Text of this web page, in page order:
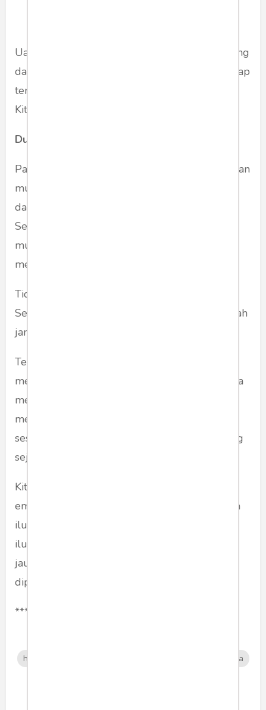
Uang, harta, nama besar, cinta dan agama datang
dan pergi. Semuanya berubah. Namun, kita tetap
tenang dan damai di dalam kesadaran murni.
Kita menemukan kedamaian yang sejati.
Dunia adalah Aku
Pada dasarnya, dunia adalah cerminan kesadaran
murni di dalam diri. Kita mengalami dunia di
dalam kesadaran murni yang kita miliki.
Semuanya adalah bagian dari dari kesadaran
murni tersebut. Menyadari ini berarti kita telah
mencapai pengetahuan hidup yang tertinggi.
Tidak ada yang dikejar. Tidak ada yang ditolak.
Semua adalah aku, dan aku adalah semua. Inilah
jantung hati dari Yoga.
Tentang segala yang berubah, kita
menggunakannya seperlunya. Ketika ia ada, kita
menggunakannya. Kita ia pergi, kita
merelakannya. Inilah kebebasan batin yang
sesungguhnya. Inilah inti dari kebahagiaan yang
sejati.
Kita harus sadar juga, bahwa hidup ini seperti
embun pagi yang tersiram mentari. Ia bagaikan
ilusi. Jangan membangun kebahagiaan di atas
ilusi. Temukan yang sejati di dalam diri. Ia tak
jauh. Ia hanya perlu dikenali, dan kemudian
dipeluk sepenuh hati. Tunggu apa lagi?
***
humaniora dunia